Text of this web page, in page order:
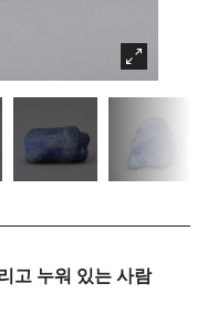
고 누워 있는 사람